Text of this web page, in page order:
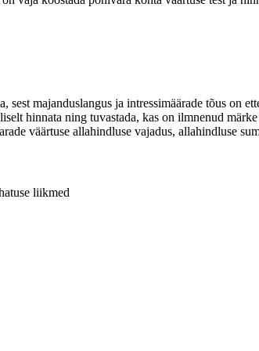
sest majanduslangus ja intressimäärade tõus
hinnata ning tuvastada, kas on ilmnenud
väärtuse allahindluse vajadus, allahindluse
liikmed